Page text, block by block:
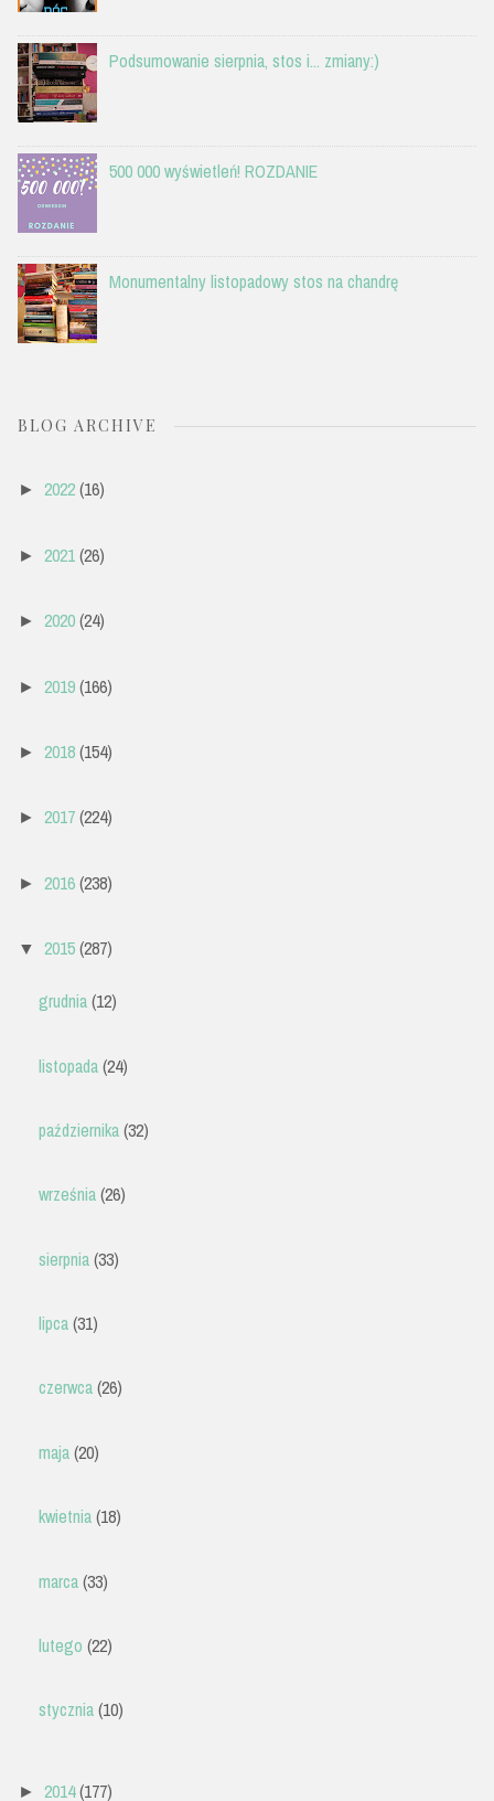
Podsumowanie sierpnia, stos i... zmiany:)
500 000 wyświetleń! ROZDANIE
Monumentalny listopadowy stos na chandrę
BLOG ARCHIVE
► 2022(16)
► 2021(26)
► 2020(24)
► 2019(166)
► 2018(154)
► 2017(224)
► 2016(238)
▼ 2015(287)
grudnia(12)
listopada(24)
października(32)
września(26)
sierpnia(33)
lipca(31)
czerwca(26)
maja(20)
kwietnia(18)
marca(33)
lutego (22)
stycznia(10)
► 2014(177)